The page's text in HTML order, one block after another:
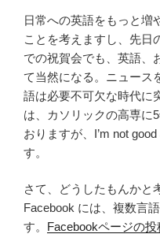
日常への英語をもっと増
ことを考えますし、先日
での祝賀会でも、英語、
て当然になる。ニュース
語は必要不可欠な時代に
は、カソリックの高専に
おりますが、I’m not
す。
さて、どうしたもんかと
Facebook には、複数言
す。 Facebookページの